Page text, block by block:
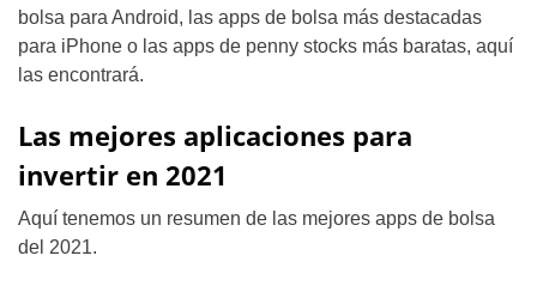
bolsa para Android, las apps de bolsa más destacadas
para iPhone o las apps de penny stocks más baratas, aquí
las encontrará.
Las mejores aplicaciones para
invertir en 2021
Aquí tenemos un resumen de las mejores apps de bolsa
del 2021.